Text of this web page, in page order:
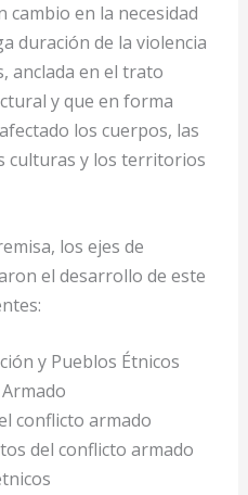
cambio en la necesidad
duración de la violencia
anclada en el trato
y que en forma
los cuerpos, las
culturas y los territorios
los ejes de
el desarrollo de este
y Pueblos Étnicos
conflicto armado
del conflicto armado